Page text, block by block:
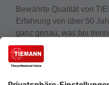
Bewährte Qualität von
Erfahrung von über 50
ganz genau, was bei
Experte für
Gittertrennwände gehört
Unternehmen, wenn es